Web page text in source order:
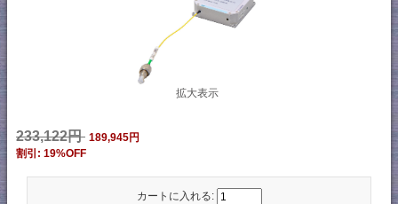
拡大表示
233,122円 189,945円
割引: 19%OFF
カートに入れる: